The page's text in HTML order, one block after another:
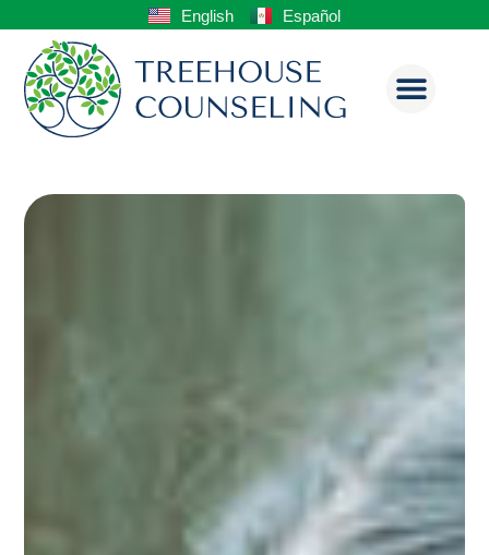
English Español